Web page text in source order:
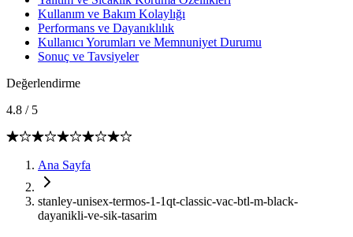
Kullanım ve Bakım Kolaylığı
Performans ve Dayanıklılık
Kullanıcı Yorumları ve Memnuniyet Durumu
Sonuç ve Tavsiyeler
Değerlendirme
4.8 / 5
Ana Sayfa
stanley-unisex-termos-1-1qt-classic-vac-btl-m-black-
dayanikli-ve-sik-tasarim